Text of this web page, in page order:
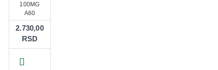
100MG
A60
2.730,00
RSD